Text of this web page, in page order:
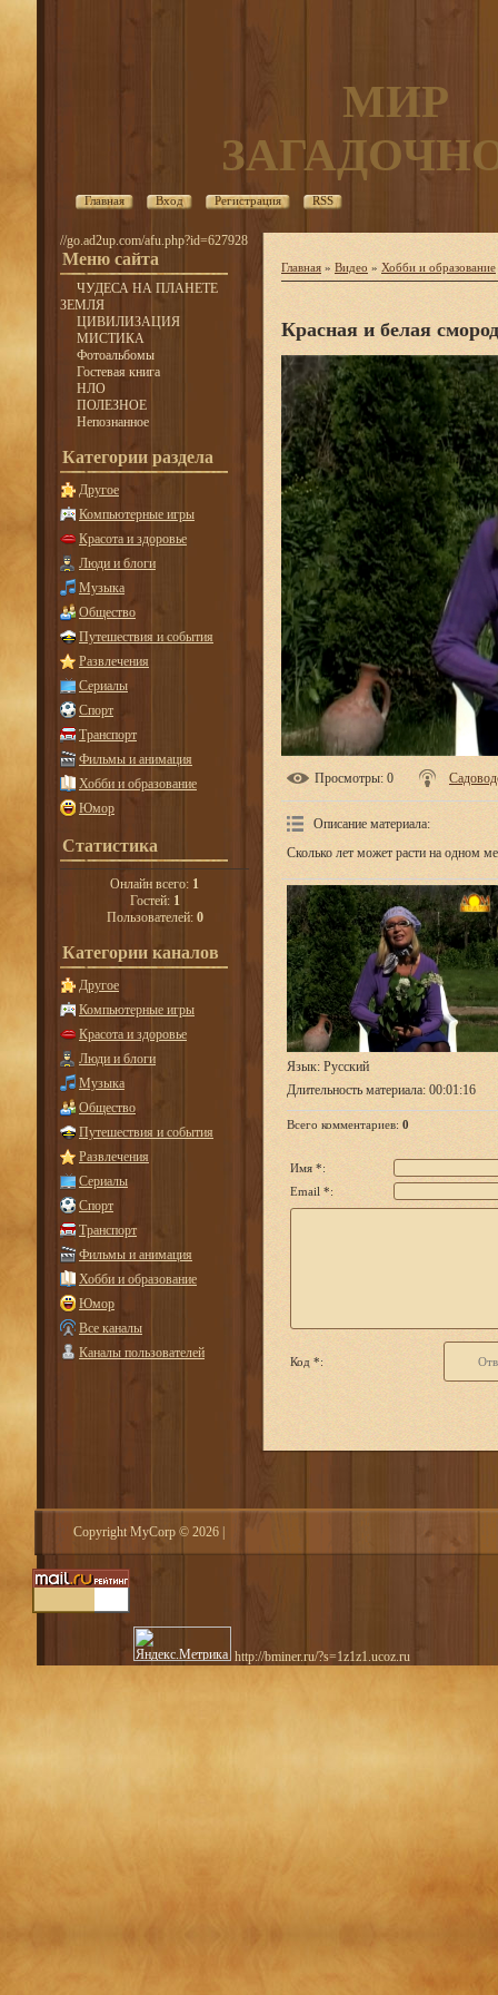
МИР
Главная Вход Регистрация RSS
//go.ad2up.com/afu.php?id=627928
Меню сайта
ЧУДЕСА НА ПЛАНЕТЕ
ЗЕМЛЯ
ЦИВИЛИЗАЦИЯ
МИСТИКА
Фотоальбомы
Гостевая книга
НЛО
ПОЛЕЗНОЕ
Непознанное
Категории раздела
Другое
Компьютерные игры
Красота и здоровье
Люди и блоги
Музыка
Общество
Путешествия и события
Развлечения
Сериалы
Спорт
Транспорт
Фильмы и анимация
Хобби и образование
Юмор
Статистика
Онлайн всего: 1
Гостей: 1
Пользователей: 0
Категории каналов
Другое
Компьютерные игры
Красота и здоровье
Люди и блоги
Музыка
Общество
Путешествия и события
Развлечения
Сериалы
Спорт
Транспорт
Фильмы и анимация
Хобби и образование
Юмор
Все каналы
Каналы пользователей
Главная » Видео » Хобби и образование
Красная и белая
Просмотры: 0
Описание материала:
Сколько лет может расти на одном
Язык: Русский
Длительность материала: 00:01:16
Всего комментариев: 0
Имя *:
Email *:
Код *:
Copyright MyCorp © 2026
http://bminer.ru/?s=1z1z1.ucoz.ru